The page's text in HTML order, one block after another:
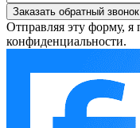
Заказать обратный звонок
Отправляя эту форму, я
конфиденциальности.